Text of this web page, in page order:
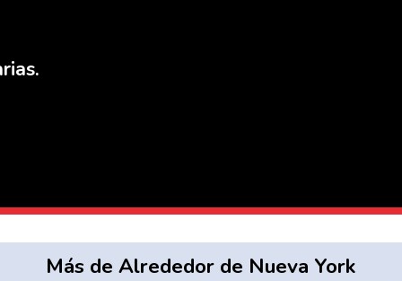
Más de Alrededor de Nueva York